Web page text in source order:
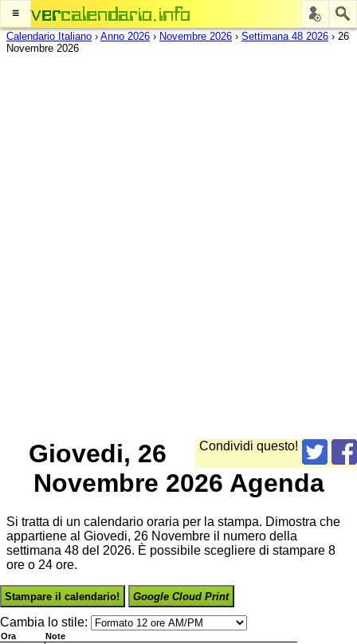
≡
Calendario Italiano › Anno 2026 › Novembre 2026 › Settimana 48 2026 › 26
Novembre 2026
Condividi questo!
Giovedi, 26
Novembre 2026 Agenda
Si tratta di un calendario oraria per la stampa. Dimostra che
appartiene al Giovedi, 26 Novembre il numero della
settimana 48 del 2026. È possibile scegliere di stampare 8
ore o 24 ore.
Stampare il calendario! Google Cloud Print
Cambia lo stile:
Ora Note